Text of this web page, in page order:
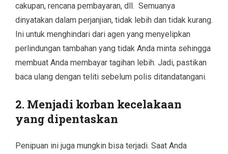
cakupan, rencana pembayaran, dll. Semuanya
dinyatakan dalam perjanjian, tidak lebih dan tidak kurang.
Ini untuk menghindari dari agen yang menyelipkan
perlindungan tambahan yang tidak Anda minta sehingga
membuat Anda membayar tagihan lebih. Jadi, pastikan
baca ulang dengan teliti sebelum polis ditandatangani.
2. Menjadi korban kecelakaan
yang dipentaskan
Penipuan ini juga mungkin bisa terjadi. Saat Anda